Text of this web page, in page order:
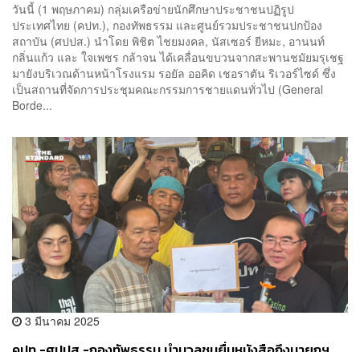
วันนี้ (1 พฤษภาคม) กลุ่มเครือข่ายนักศึกษาประชาชนปฏิรูป
ประเทศไทย (คปท.), กองทัพธรรม และศูนย์รวมประชาชนปกป้อง
สถาบัน (ศปปส.) นำโดย พิชิต ไชยมงคล, นัสเซอร์ ยีหมะ, อานนท์
กลิ่นแก้ว และ ใจเพชร กล้าจน ได้เคลื่อนขบวนจากสะพานชมัยมรุเชฐ
มายังบริเวณด้านหน้าโรงแรม รอยัล ออคิด เชอราตัน ริเวอร์ไซด์ ซึ่ง
เป็นสถานที่จัดการประชุมคณะกรรมการชายแดนทั่วไป (General
Borde...
3 มีนาคม 2025